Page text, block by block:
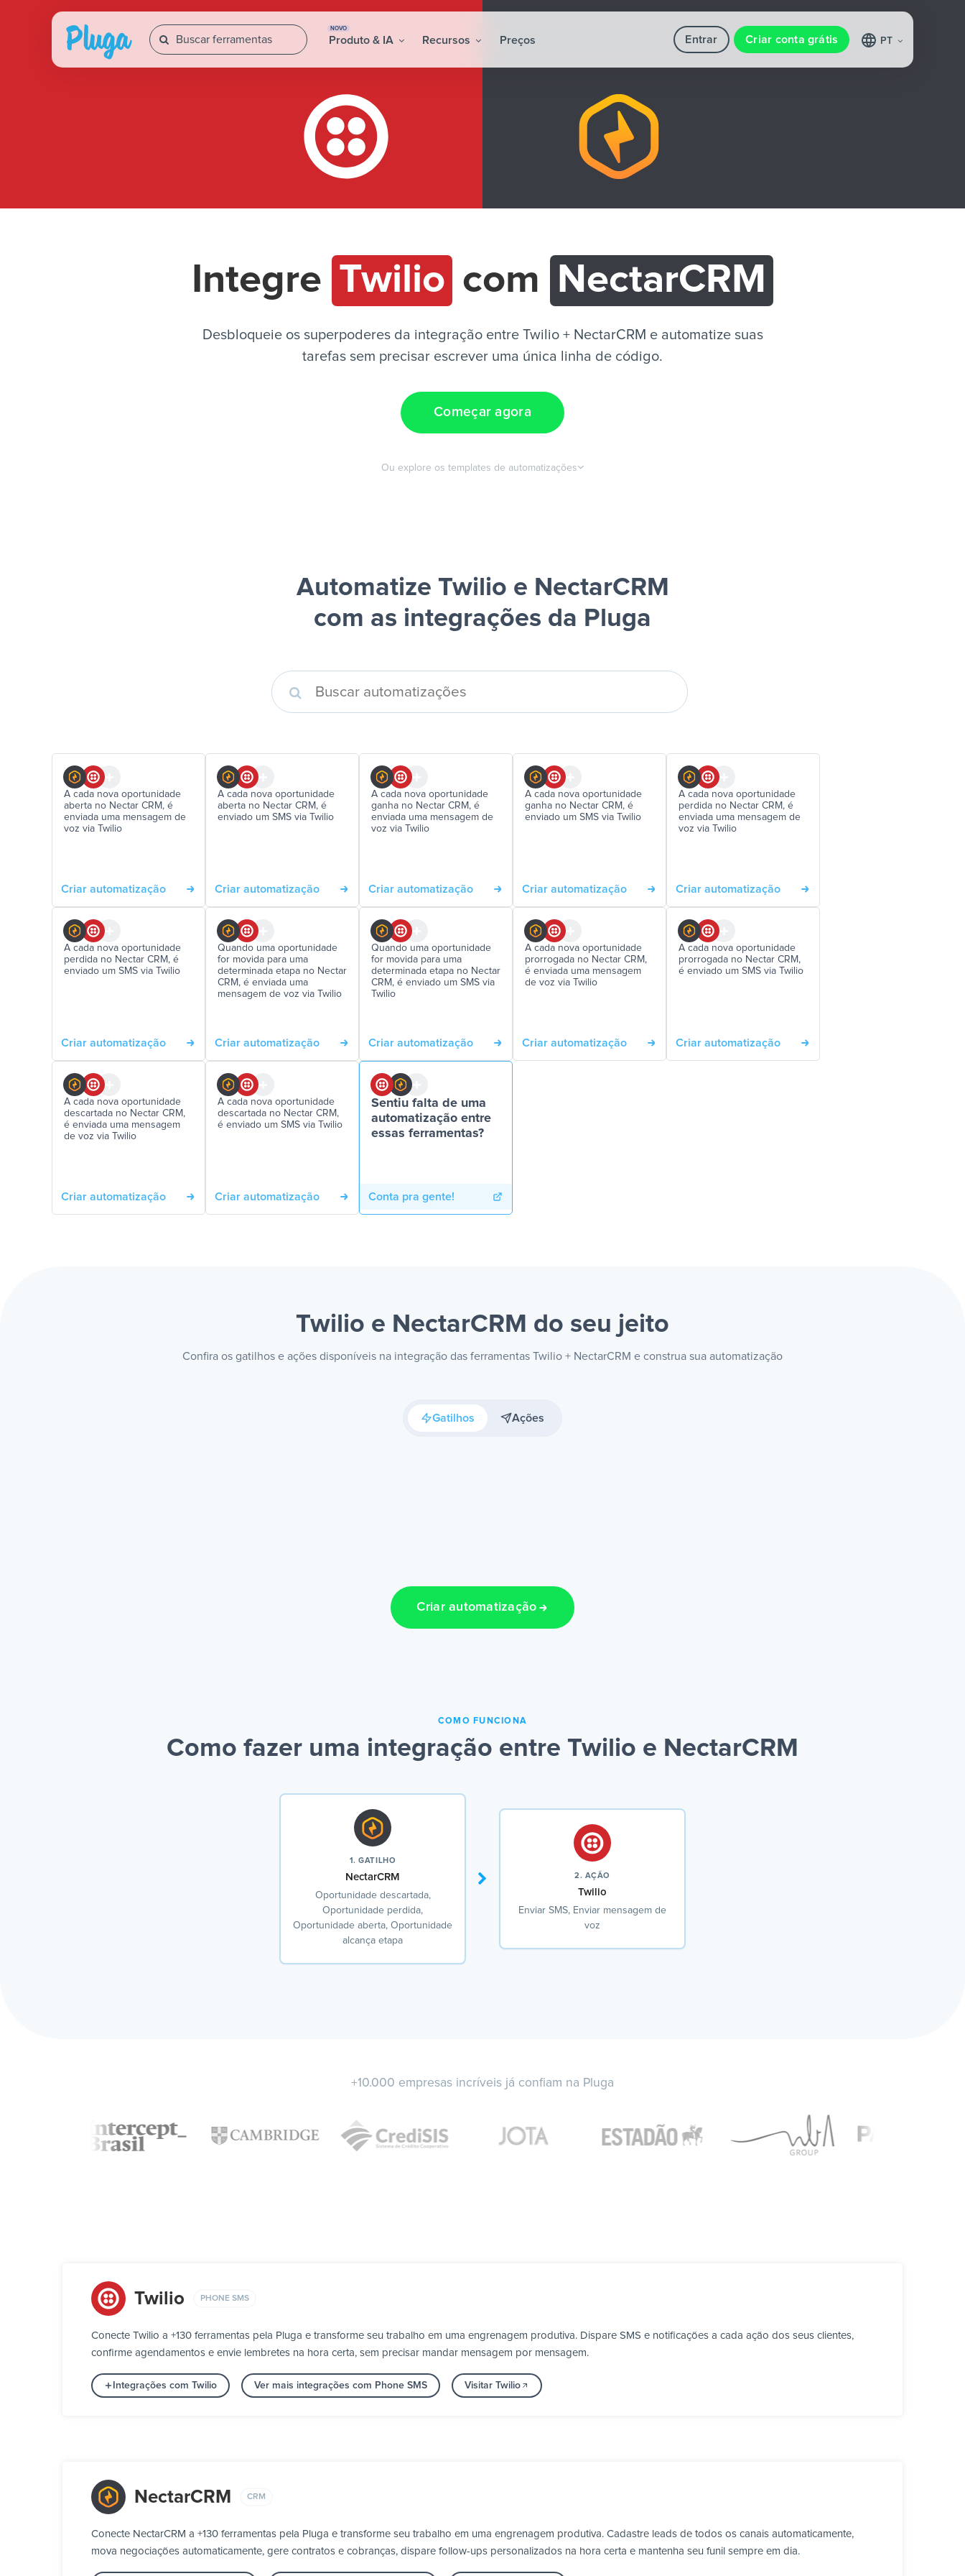
NOVO
Produto & IA Recursos Preços Entrar Criar conta grátis PT
Integre Twilio com NectarCRM
Desbloqueie os superpoderes da integração entre Twilio + NectarCRM e automatize suas
tarefas sem precisar escrever uma única linha de código.
Começar agora
Ou explore os templates de automatizações
Automatize Twilio e NectarCRM
com as integrações da Pluga
A cada nova oportunidade
aberta no Nectar CRM, é
enviada uma mensagem de
voz via Twilio
Criar automatização
A cada nova oportunidade
aberta no Nectar CRM, é
enviado um SMS via Twilio
Criar automatização
A cada nova oportunidade
ganha no Nectar CRM, é
enviada uma mensagem de
voz via Twilio
Criar automatização
A cada nova oportunidade
ganha no Nectar CRM, é
enviado um SMS via Twilio
Criar automatização
A cada nova oportunidade
perdida no Nectar CRM, é
enviada uma mensagem de
voz via Twilio
Criar automatização
A cada nova oportunidade
perdida no Nectar CRM, é
enviado um SMS via Twilio
Criar automatização
Quando uma oportunidade
for movida para uma
determinada etapa no Nectar
CRM, é enviada uma
mensagem de voz via Twilio
Criar automatização
Quando uma oportunidade
for movida para uma
determinada etapa no Nectar
CRM, é enviado um SMS via
Twilio
Criar automatização
A cada nova oportunidade
prorrogada no Nectar CRM,
é enviada uma mensagem
de voz via Twilio
Criar automatização
A cada nova oportunidade
prorrogada no Nectar CRM,
é enviado um SMS via Twilio
Criar automatização
A cada nova oportunidade
descartada no Nectar CRM,
é enviada uma mensagem
de voz via Twilio
Criar automatização
A cada nova oportunidade
descartada no Nectar CRM,
é enviado um SMS via Twilio
Criar automatização
Sentiu falta de uma
automatização entre
essas ferramentas?
Conta pra gente!
Twilio e NectarCRM do seu jeito
Confira os gatilhos e ações disponíveis na integração das ferramentas Twilio + NectarCRM e construa sua automatização
Gatilhos Ações
Criar automatização
COMO FUNCIONA
Como fazer uma integração entre Twilio e NectarCRM
1. GATILHO
NectarCRM
Oportunidade descartada,
Oportunidade perdida,
Oportunidade aberta, Oportunidade
alcança etapa
2. AÇÃO
Twilio
Enviar SMS, Enviar mensagem de
voz
+10.000 empresas incríveis já confiam na Pluga
Twilio PHONE SMS
Conecte Twilio a +130 ferramentas pela Pluga e transforme seu trabalho em uma engrenagem produtiva. Dispare SMS e notificações a cada ação dos seus clientes,
confirme agendamentos e envie lembretes na hora certa, sem precisar mandar mensagem por mensagem.
Integrações com Twilio Ver mais integrações com Phone SMS Visitar Twilio
NectarCRM CRM
Conecte NectarCRM a +130 ferramentas pela Pluga e transforme seu trabalho em uma engrenagem produtiva. Cadastre leads de todos os canais automaticamente,
mova negociações automaticamente, gere contratos e cobranças, dispare follow-ups personalizados na hora certa e mantenha seu funil sempre em dia.